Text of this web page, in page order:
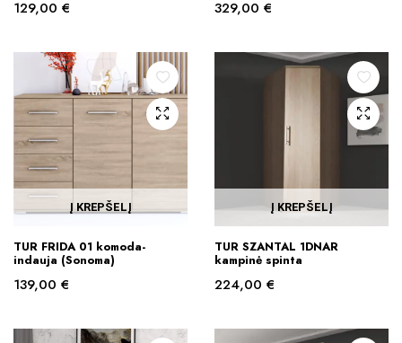
129,00 € 329,00 €
Į KREPŠELĮ
TUR FRIDA 01 komoda-
indauja (Sonoma)
139,00 €
Į KREPŠELĮ
TUR SZANTAL 1DNAR
kampinė spinta
224,00 €